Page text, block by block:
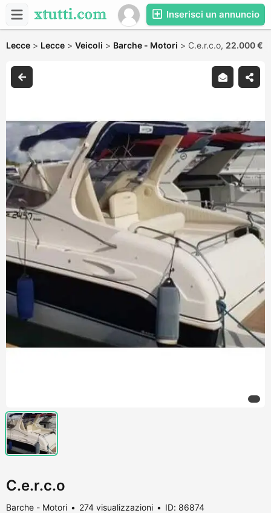
Inserisci un annuncio
Lecce > Lecce > Veicoli > Barche - Motori > C.e.r.c.o, 22.000 €
C.e.r.c.o
Barche - Motori 274 visualizzazioni ID: 86874